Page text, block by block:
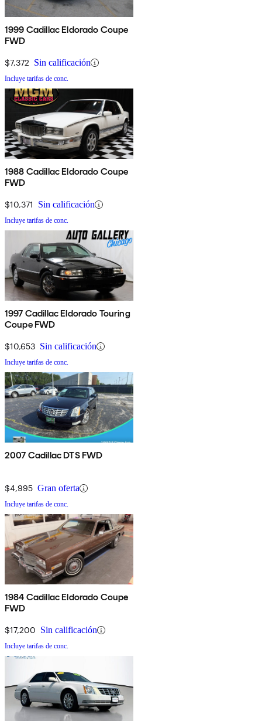
1999 Cadillac Eldorado Coupe
FWD
$7,372 Sin calificación
Incluye tarifas de conc.
1988 Cadillac Eldorado Coupe
FWD
$10,371 Sin calificación
Incluye tarifas de conc.
1997 Cadillac Eldorado Touring
Coupe FWD
$10,653 Sin calificación
Incluye tarifas de conc.
2007 Cadillac DTS FWD
$4,995 Gran oferta
Incluye tarifas de conc.
1984 Cadillac Eldorado Coupe
FWD
$17,200 Sin calificación
Incluye tarifas de conc.